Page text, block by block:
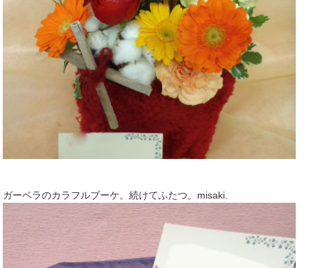
ガーベラのカラフルブーケ。続けてふたつ。misaki.